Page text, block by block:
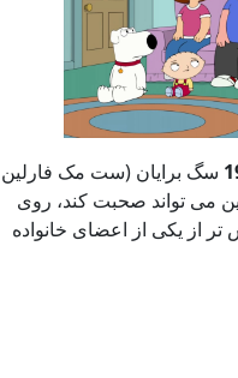
سگ برایان (ست مک فارلین
می تواند صحبت کند، روی
از یکی از اعضای خانواده